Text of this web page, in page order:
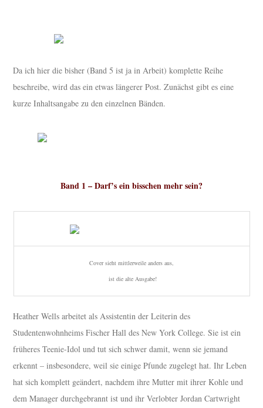
Da ich hier die bisher (Band 5 ist ja in Arbeit) komplette Reihe
beschreibe, wird das ein etwas längerer Post. Zunächst gibt es eine
kurze Inhaltsangabe zu den einzelnen Bänden.
Band 1 – Darf’s ein bisschen mehr sein?
Cover sieht mittlerweile anders aus,
ist die alte Ausgabe!
Heather Wells arbeitet als Assistentin der Leiterin des
Studentenwohnheims Fischer Hall des New York College. Sie ist ein
früheres Teenie-Idol und tut sich schwer damit, wenn sie jemand
erkennt – insbesondere, weil sie einige Pfunde zugelegt hat. Ihr Leben
hat sich komplett geändert, nachdem ihre Mutter mit ihrer Kohle und
dem Manager durchgebrannt ist und ihr Verlobter Jordan Cartwright